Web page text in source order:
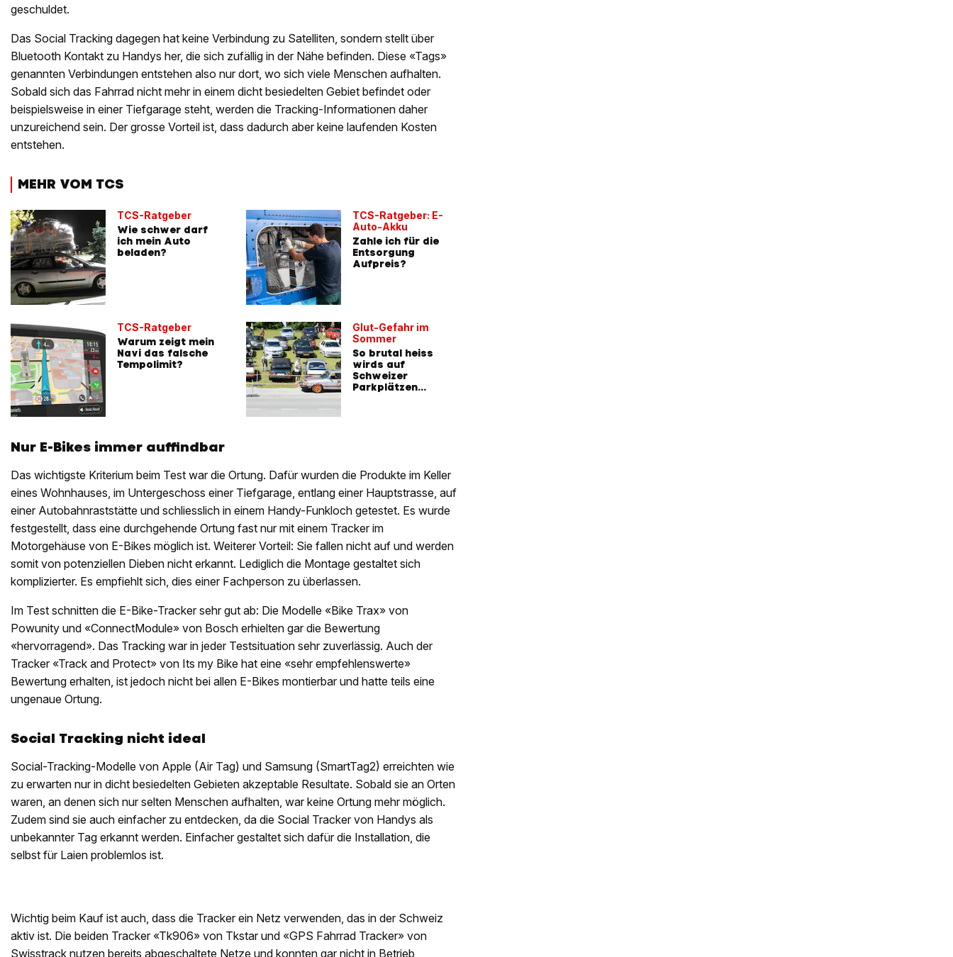
geschuldet.
Das Social Tracking dagegen hat keine Verbindung zu Satelliten, sondern stellt über
Bluetooth Kontakt zu Handys her, die sich zufällig in der Nähe befinden. Diese «Tags»
genannten Verbindungen entstehen also nur dort, wo sich viele Menschen aufhalten.
Sobald sich das Fahrrad nicht mehr in einem dicht besiedelten Gebiet befindet oder
beispielsweise in einer Tiefgarage steht, werden die Tracking-Informationen daher
unzureichend sein. Der grosse Vorteil ist, dass dadurch aber keine laufenden Kosten
entstehen.
MEHR VOM TCS
TCS-Ratgeber
Wie schwer darf
ich mein Auto
beladen?
TCS-Ratgeber
Warum zeigt mein
Navi das falsche
Tempolimit?
TCS-Ratgeber: E-
Auto-Akku
Zahle ich für die
Entsorgung
Aufpreis?
Glut-Gefahr im
Sommer
So brutal heiss
wirds auf
Schweizer
Parkplätzen
Nur E-Bikes immer auffindbar
Das wichtigste Kriterium beim Test war die Ortung. Dafür wurden die Produkte im Keller
eines Wohnhauses, im Untergeschoss einer Tiefgarage, entlang einer Hauptstrasse, auf
einer Autobahnraststätte und schliesslich in einem Handy-Funkloch getestet. Es wurde
festgestellt, dass eine durchgehende Ortung fast nur mit einem Tracker im
Motorgehäuse von E-Bikes möglich ist. Weiterer Vorteil: Sie fallen nicht auf und werden
somit von potenziellen Dieben nicht erkannt. Lediglich die Montage gestaltet sich
komplizierter. Es empfiehlt sich, dies einer Fachperson zu überlassen.
Im Test schnitten die E-Bike-Tracker sehr gut ab: Die Modelle «Bike Trax» von
Powunity und «ConnectModule» von Bosch erhielten gar die Bewertung
«hervorragend». Das Tracking war in jeder Testsituation sehr zuverlässig. Auch der
Tracker «Track and Protect» von Its my Bike hat eine «sehr empfehlenswerte»
Bewertung erhalten, ist jedoch nicht bei allen E-Bikes montierbar und hatte teils eine
ungenaue Ortung.
Social Tracking nicht ideal
Social-Tracking-Modelle von Apple (Air Tag) und Samsung (SmartTag2) erreichten wie
zu erwarten nur in dicht besiedelten Gebieten akzeptable Resultate. Sobald sie an Orten
waren, an denen sich nur selten Menschen aufhalten, war keine Ortung mehr möglich.
Zudem sind sie auch einfacher zu entdecken, da die Social Tracker von Handys als
unbekannter Tag erkannt werden. Einfacher gestaltet sich dafür die Installation, die
selbst für Laien problemlos ist.
Wichtig beim Kauf ist auch, dass die Tracker ein Netz verwenden, das in der Schweiz
aktiv ist. Die beiden Tracker «Tk906» von Tkstar und «GPS Fahrrad Tracker» von
Swisstrack nutzen bereits abgeschaltete Netze und konnten gar nicht in Betrieb